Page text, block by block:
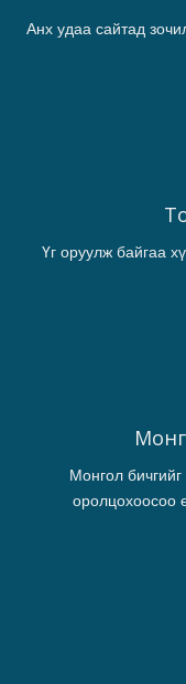
Анх удаа сайтад
Үг оруулж байгаа
Монгол
оролцохоосоо